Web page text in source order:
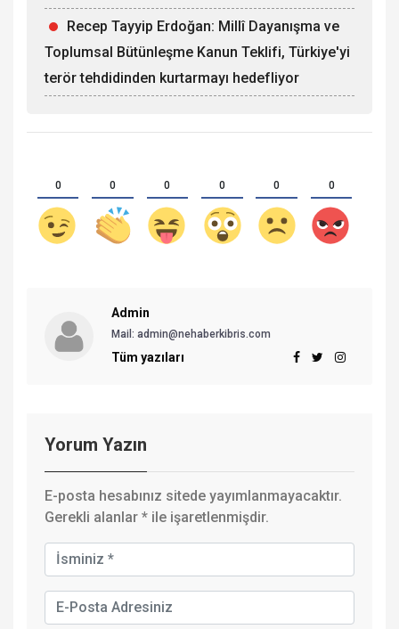
Recep Tayyip Erdoğan: Millî Dayanışma ve
Toplumsal Bütünleşme Kanun Teklifi, Türkiye'yi
terör tehdidinden kurtarmayı hedefliyor
0 0 0 0 0 0
Admin
Mail: admin@nehaberkibris.com
Tüm yazıları
Yorum Yazın
E-posta hesabınız sitede yayımlanmayacaktır.
Gerekli alanlar * ile işaretlenmişdir.